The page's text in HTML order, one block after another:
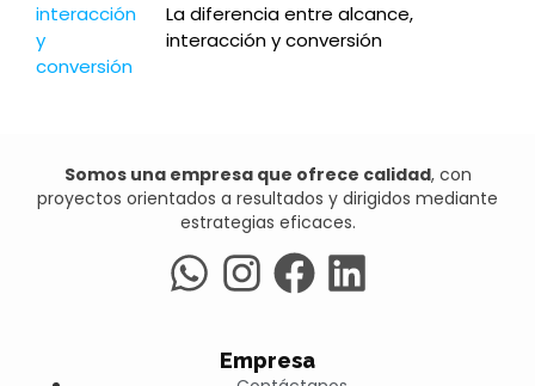
La diferencia entre alcance,
interacción y conversión
Somos una empresa que ofrece calidad, con
proyectos orientados a resultados y dirigidos mediante
estrategias eficaces.
Empresa